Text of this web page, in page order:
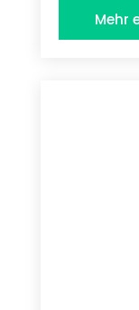
Mehr